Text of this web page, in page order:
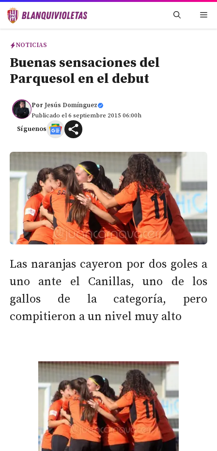
Saltar
NOTICIAS
Buenas sensaciones del
Parquesol en el debut
Por Jesús Domínguez
Publicado el 6 septiembre 2015 06:00h
Síguenos
Las naranjas cayeron por dos goles a
uno ante el Canillas, uno de los
gallos de la categoría, pero
compitieron a un nivel muy alto